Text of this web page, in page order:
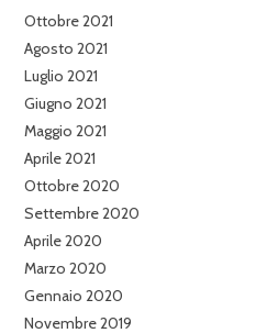
Ottobre 2021
Agosto 2021
Luglio 2021
Giugno 2021
Maggio 2021
Aprile 2021
Ottobre 2020
Settembre 2020
Aprile 2020
Marzo 2020
Gennaio 2020
Novembre 2019